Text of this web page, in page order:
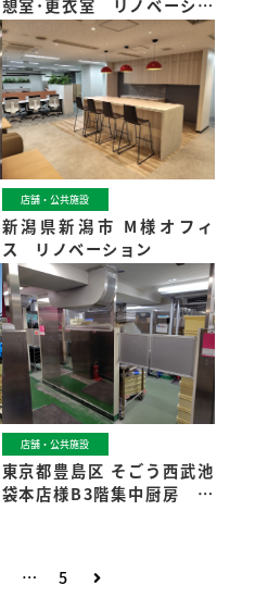
ン
店舗・公共施設
新潟県新潟市 M様オフィ
ス リノベーション
店舗・公共施設
東京都豊島区 そごう西武池
袋本店様B3階集中厨房 リ
… 5